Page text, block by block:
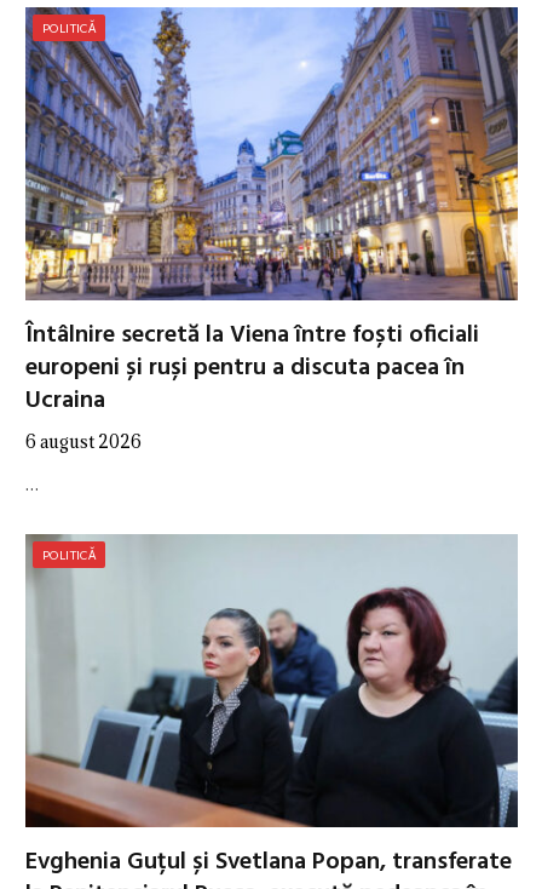
POLITICĂ
Întâlnire secretă la Viena între foști oficiali
europeni și ruși pentru a discuta pacea în
Ucraina
6 august 2026
…
POLITICĂ
Evghenia Guțul și Svetlana Popan, transferate